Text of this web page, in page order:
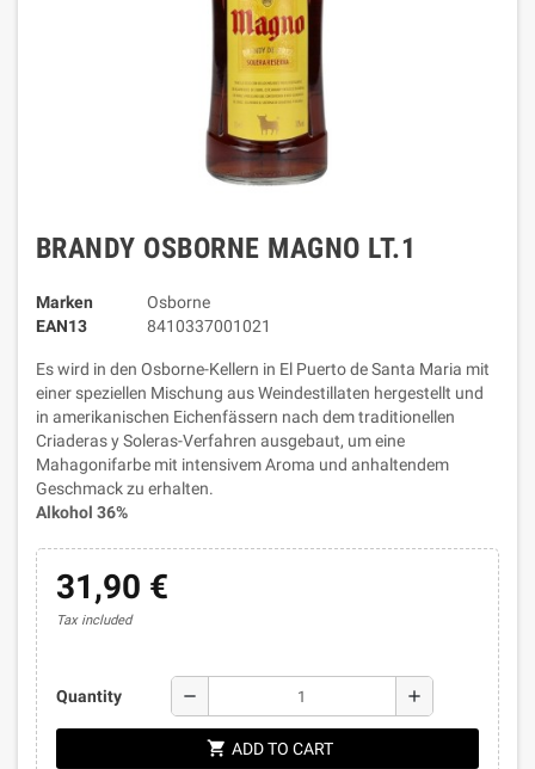
BRANDY OSBORNE MAGNO LT.1
Marken
Osborne
EAN13
8410337001021
Es wird in den Osborne-Kellern in El Puerto de Santa Maria mit
einer speziellen Mischung aus Weindestillaten hergestellt und
in amerikanischen Eichenfässern nach dem traditionellen
Criaderas y Soleras-Verfahren ausgebaut, um eine
Mahagonifarbe mit intensivem Aroma und anhaltendem
Geschmack zu erhalten.
Alkohol 36%
31,90 €
Tax included
Quantity remove add
shopping_cart ADD TO CART